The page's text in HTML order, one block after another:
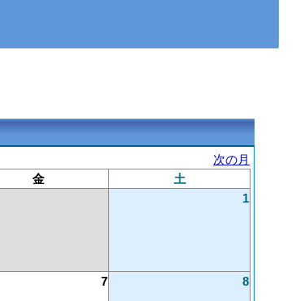
次の月
金
土
1
7 8